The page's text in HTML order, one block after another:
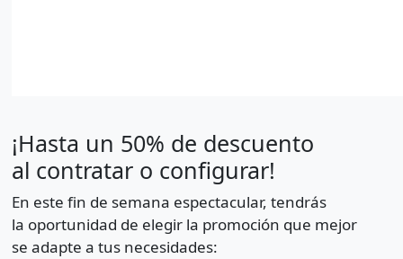
¡Hasta un 50% de descuento
al contratar o configurar!
En este fin de semana espectacular, tendrás
la oportunidad de elegir la promoción que mejor
se adapte a tus necesidades: